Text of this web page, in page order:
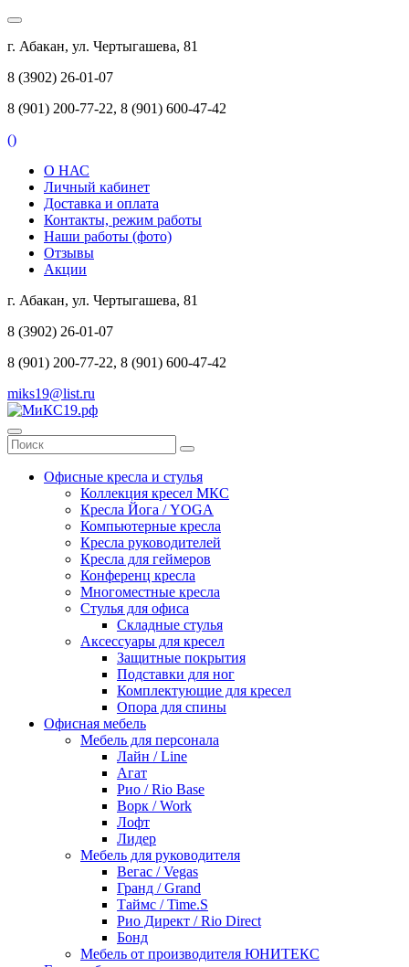
г. Абакан, ул. Чертыгашева, 81
8 (3902) 26-01-07
8 (901) 200-77-22, 8 (901) 600-47-42
()
О НАС
Личный кабинет
Доставка и оплата
Контакты, режим работы
Наши работы (фото)
Отзывы
Акции
г. Абакан, ул. Чертыгашева, 81
8 (3902) 26-01-07
8 (901) 200-77-22, 8 (901) 600-47-42
miks19@list.ru
Офисные кресла и стулья
Коллекция кресел МКС
Кресла Йога / YOGA
Компьютерные кресла
Кресла руководителей
Кресла для геймеров
Конференц кресла
Многоместные кресла
Стулья для офиса
Складные стулья
Аксессуары для кресел
Защитные покрытия
Подставки для ног
Комплектующие для кресел
Опора для спины
Офисная мебель
Мебель для персонала
Лайн / Line
Агат
Рио / Rio Base
Ворк / Work
Лофт
Лидер
Мебель для руководителя
Вегас / Vegas
Гранд / Grand
Таймс / Time.S
Рио Директ / Rio Direct
Бонд
Мебель от производителя ЮНИТЕКС